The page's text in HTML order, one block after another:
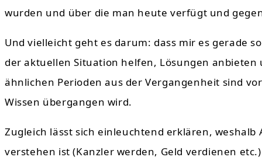
wurden und über die man heute verfügt und
Und vielleicht geht es darum: dass mir es gerade
der aktuellen Situation helfen, Lösungen
ähnlichen Perioden aus der Vergangenheit sind
Wissen übergangen wird.
Zugleich lässt sich einleuchtend erklären,
verstehen ist (Kanzler werden, Geld verdienen